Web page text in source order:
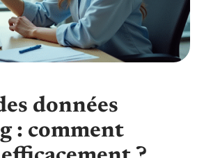
données
: comment